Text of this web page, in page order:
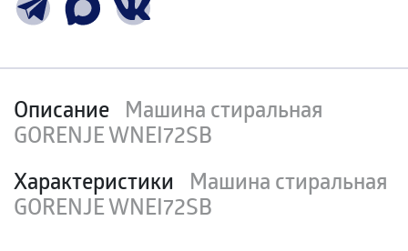
Описание Машина стиральная
GORENJE WNEI72SB
Характеристики
Машина стиральная
GORENJE WNEI72SB